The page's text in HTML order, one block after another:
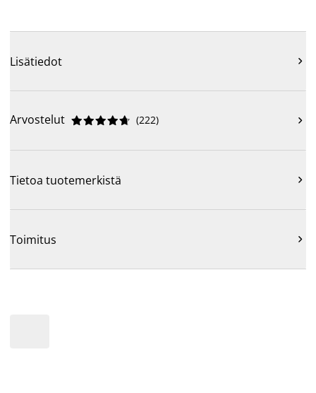
Lisätiedot 
Arvostelut 




 (222) 
Tietoa tuotemerkistä 
Toimitus 